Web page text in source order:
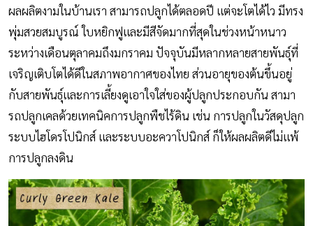
ผลผลิตงามในบ้านเรา สามารถปลูกได้ตลอดปี แต่จะโตได้ไว มีทรง
พุ่มสวยสมบูรณ์ ใบหยิกฟูและมีสีจัดมากที่สุดในช่วงหน้าหนาว
ระหว่างเดือนตุลาคมถึงมกราคม ปัจจุบันมีหลากหลายสายพันธุ์ที่
เจริญเติบโตได้ดีในสภาพอากาศของไทย ส่วนอายุของต้นขึ้นอยู่
กับสายพันธุ์และการเลี้ยงดูเอาใจใส่ของผู้ปลูกประกอบกัน สามา
รถปลูกเคลด้วยเทคนิคการปลูกพืชไร้ดิน เช่น การปลูกในวัสดุปลูก
ระบบไฮโดรโปนิกส์ และระบบอะควาโปนิกส์ ก็ให้ผลผลิตดีไม่แพ้
การปลูกลงดิน